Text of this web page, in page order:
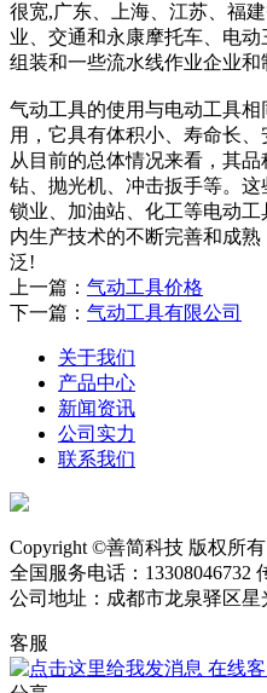
很宽,广东、上海、江苏、福
业、交通和永康摩托车、电
组装和一些流水线作业企业和
气动工具的使用与电动工具
用，它具有体积小、寿命长、
从目前的总体情况来看，其
钻、抛光机、冲击扳手等。这
锁业、加油站、化工等电动
内生产技术的不断完善和成
泛!
上一篇： 气动工具价格
下一篇： 气动工具有限公司
关于我们
产品中心
新闻资讯
公司实力
联系我们
Copyright ©善简科技 版权所有
全国服务电话：13308046732
公司地址：成都市龙泉驿区星
客服
在线